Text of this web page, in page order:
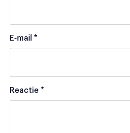
E-mail *
Reactie *